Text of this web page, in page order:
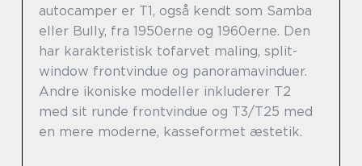
autocamper er T1, også kendt som Samba
eller Bully, fra 1950erne og 1960erne. Den
har karakteristisk tofarvet maling, split-
window frontvindue og panoramavinduer.
Andre ikoniske modeller inkluderer T2
med sit runde frontvindue og T3/T25 med
en mere moderne, kasseformet æstetik.